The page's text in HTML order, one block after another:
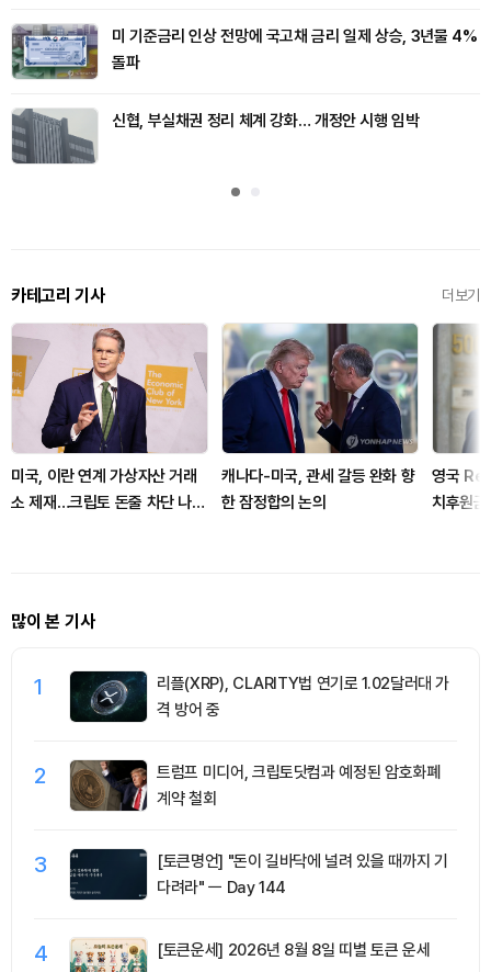
미 기준금리 인상 전망에 국고채 금리 일제 상승, 3년물 4%
돌파
신협, 부실채권 정리 체계 강화… 개정안 시행 임박
카테고리 기사 더보기
미국, 이란 연계 가상자산 거래
소 제재…크립토 돈줄 차단 나섰
캐나다-미국, 관세 갈등 완화 향
한 잠정합의 논의
영국
치후원
많이 본 기사
1
리플(XRP), CLARITY법 연기로 1.02달러대 가
격 방어 중
2
트럼프 미디어, 크립토닷컴과 예정된 암호화폐
계약 철회
3
[토큰명언] "돈이 길바닥에 널려 있을 때까지 기
다려라" ㅡ Day 144
4 [토큰운세] 2026년 8월 8일 띠별 토큰 운세